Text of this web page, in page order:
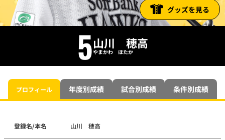
5山川 穂高
やまかわ ほたか
グッズを見る
プロフィール 年度別成績 試合別成績 条件別成績
登録名/本名 山川 穂高